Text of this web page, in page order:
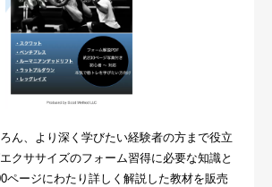
ん、より深く学びたい経験者の方まで役立
クササイズのフォーム習得に必要な知識と
ページにわたり詳しく解説した教材を販売